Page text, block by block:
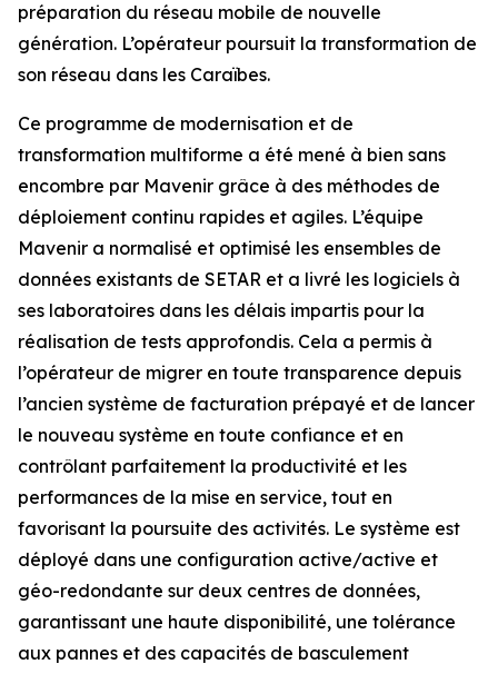
préparation du réseau mobile de nouvelle
génération. L’opérateur poursuit la transformation de
son réseau dans les Caraïbes.
Ce programme de modernisation et de
transformation multiforme a été mené à bien sans
encombre par Mavenir grâce à des méthodes de
déploiement continu rapides et agiles. L’équipe
Mavenir a normalisé et optimisé les ensembles de
données existants de SETAR et a livré les logiciels à
ses laboratoires dans les délais impartis pour la
réalisation de tests approfondis. Cela a permis à
l’opérateur de migrer en toute transparence depuis
l’ancien système de facturation prépayé et de lancer
le nouveau système en toute confiance et en
contrôlant parfaitement la productivité et les
performances de la mise en service, tout en
favorisant la poursuite des activités. Le système est
déployé dans une configuration active/active et
géo-redondante sur deux centres de données,
garantissant une haute disponibilité, une tolérance
aux pannes et des capacités de basculement